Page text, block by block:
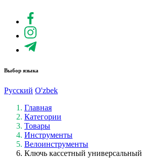
Выбор языка
Русский O'zbek
Главная
Категории
Товары
Инструменты
Велоинструменты
Ключь кассетный универсальный